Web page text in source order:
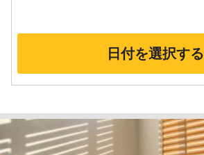
日付を選択する